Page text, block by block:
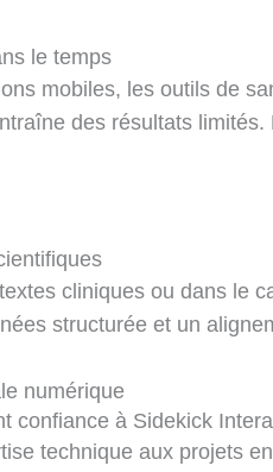
le temps
mobiles, les outils de
des résultats
cliniques ou dans le
structurée et un
numérique
confiance à Sidekick
technique aux projets